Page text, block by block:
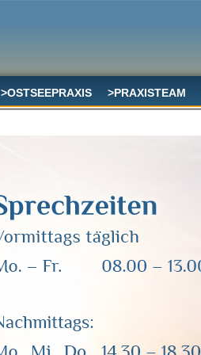
>OSTSEEPRAXIS >PRAXISTEAM